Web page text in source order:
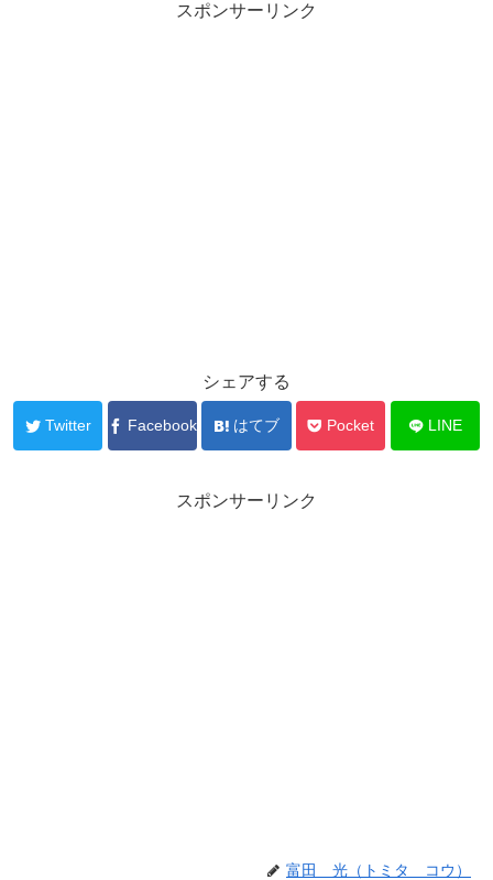
スポンサーリンク
シェアする
Twitter Facebook はてブ Pocket LINE
スポンサーリンク
富田 光（トミタ コウ）